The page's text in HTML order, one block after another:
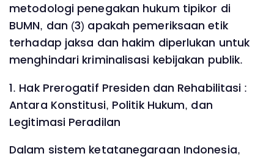
metodologi penegakan hukum tipikor di
BUMN, dan (3) apakah pemeriksaan etik
terhadap jaksa dan hakim diperlukan untuk
menghindari kriminalisasi kebijakan publik.
1. Hak Prerogatif Presiden dan Rehabilitasi :
Antara Konstitusi, Politik Hukum, dan
Legitimasi Peradilan
Dalam sistem ketatanegaraan Indonesia,